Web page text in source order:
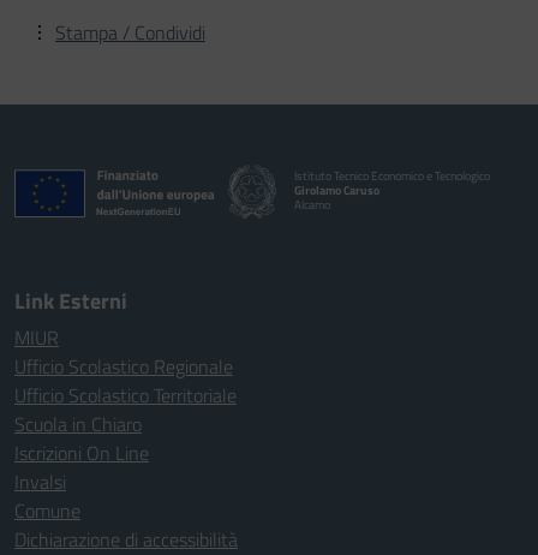
Stampa / Condividi
Istituto Tecnico Economico e Tecnologico
Girolamo Caruso
Alcamo
Link Esterni
MIUR
Ufficio Scolastico Regionale
Ufficio Scolastico Territoriale
Scuola in Chiaro
Iscrizioni On Line
Invalsi
Comune
Dichiarazione di accessibilità